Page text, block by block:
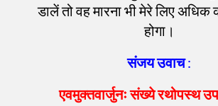
डालें तो वह मारना भी मेरे लिए
होगा।
संजयउवाच:
एवमुक्तवार्जुनःसंख्येरथोपस्थ